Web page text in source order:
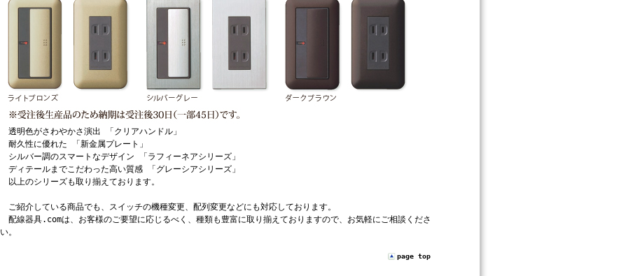
透明色がさわやかさ演出 「クリアハンドル」
耐久性に優れた 「新金属プレート」
シルバー調のスマートなデザイン 「ラフィーネアシリーズ」
ディテールまでこだわった高い質感 「グレーシアシリーズ」
以上のシリーズも取り揃えております。
ご紹介している商品でも、スイッチの機種変更、配列変更などにも対応しております。
配線器具.comは、お客様のご要望に応じるべく、種類も豊富に取り揃えておりますので、お気軽にご相談くださ
い。
page top